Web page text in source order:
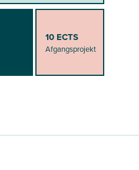
10 ECTS
Afgangsprojekt